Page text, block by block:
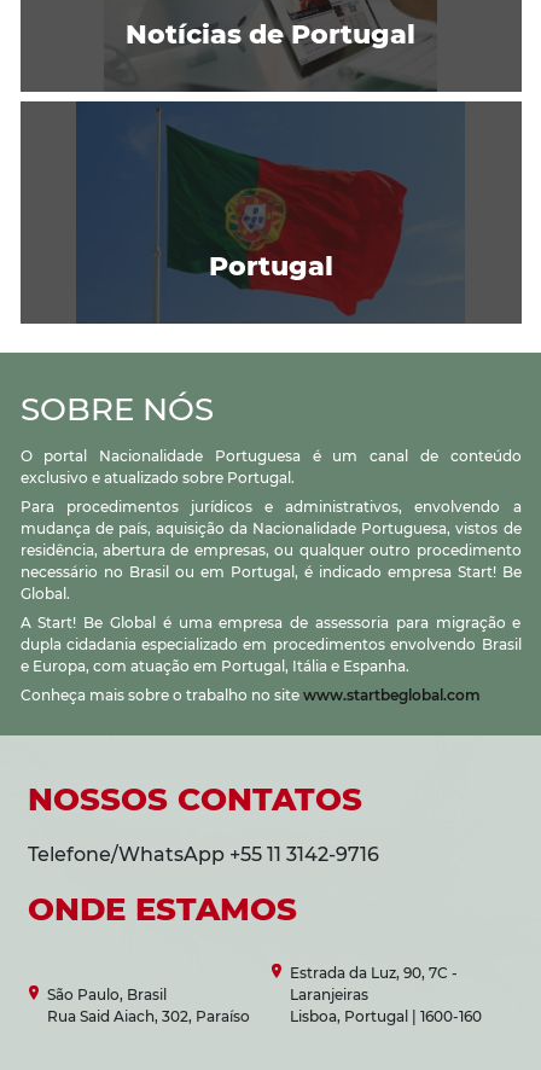
Notícias de Portugal
Portugal
SOBRE NÓS
O portal Nacionalidade Portuguesa é um canal de conteúdo
exclusivo e atualizado sobre Portugal.
Para procedimentos jurídicos e administrativos, envolvendo a
mudança de país, aquisição da Nacionalidade Portuguesa, vistos de
residência, abertura de empresas, ou qualquer outro procedimento
necessário no Brasil ou em Portugal, é indicado empresa Start! Be
Global.
A Start! Be Global é uma empresa de assessoria para migração e
dupla cidadania especializado em procedimentos envolvendo Brasil
e Europa, com atuação em Portugal, Itália e Espanha.
Conheça mais sobre o trabalho no site www.startbeglobal.com
NOSSOS CONTATOS
Telefone/WhatsApp +55 11 3142-9716
ONDE ESTAMOS
São Paulo, Brasil
Rua Said Aiach, 302, Paraíso
Estrada da Luz, 90, 7C -
Laranjeiras
Lisboa, Portugal | 1600-160